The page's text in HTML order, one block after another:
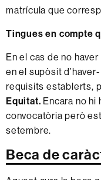
matrícula que
Tingues en compte
En el cas de no
en el supòsit
requisits establerts,
Equitat. Encara no hi
convocatòria però
setembre.
Beca de